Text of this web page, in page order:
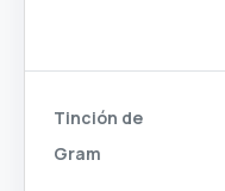
Tinción de
Gram